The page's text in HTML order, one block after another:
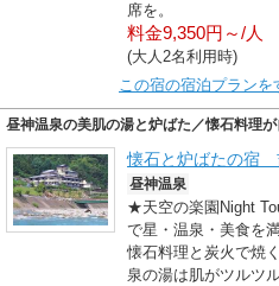
席を。
料金9,350円～/人
(大人2名利用時)
この宿の宿泊プランを
昼神温泉の美肌の湯と炉ばた／懐石料理
懐石と炉ばたの宿
昼神温泉
★天空の楽園Night
で星・温泉・美食を
懐石料理と炭火で焼
泉の湯は肌がツルツ